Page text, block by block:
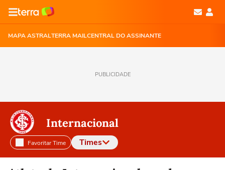
MAPA ASTRALTERRA MAILCENTRAL DO ASSINANTE
PUBLICIDADE
Internacional
Favoritar Time Times